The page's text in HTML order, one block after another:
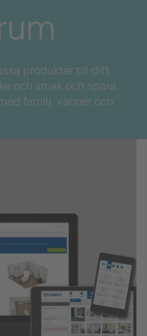
produkter till ditt
och smak och spara,
familj, vänner och